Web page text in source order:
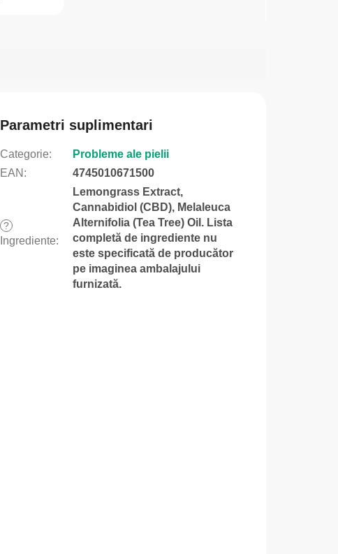
Parametri suplimentari
Categorie:
Probleme ale pielii
EAN : 4745010671500
?
Ingrediente:
Lemongrass Extract,
Cannabidiol (CBD), Melaleuca
Alternifolia (Tea Tree) Oil. Lista
completă de ingrediente nu
este specificată de producător
pe imaginea ambalajului
furnizată.